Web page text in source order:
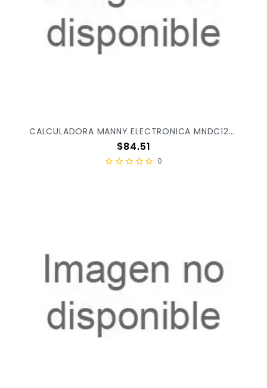
CALCULADORA MANNY ELECTRONICA MNDC1200 X/60
Precio
$84.51
0